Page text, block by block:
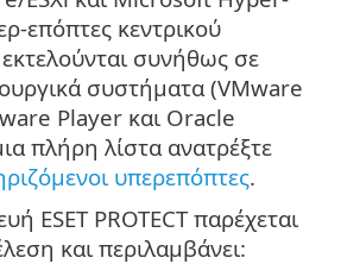
επόπτες κεντρικού
συνήθως σε
συστήματα (VMware
Player και Oracle
πλήρη λίστα ανατρέξτε
υπερεπόπτες.
ESET PROTECT παρέχεται
και περιλαμβάνει: